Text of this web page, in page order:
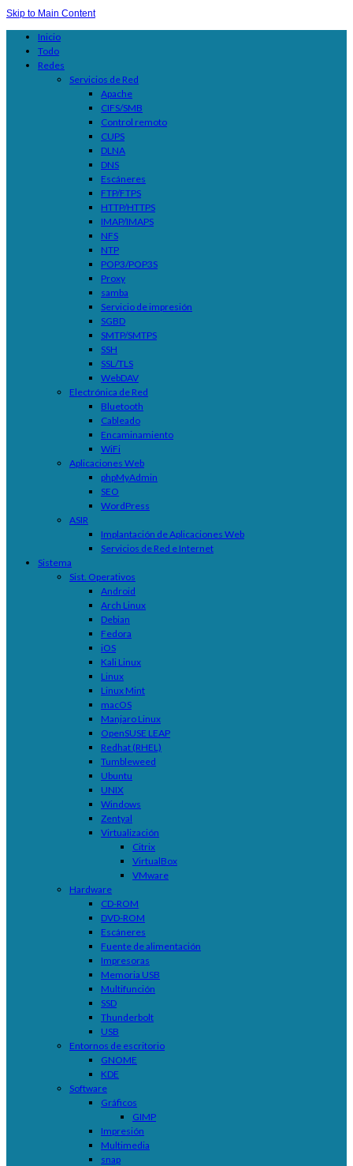
Skip to Main Content
Inicio
Todo
Redes
Servicios de Red
Apache
CIFS/SMB
Control remoto
CUPS
DLNA
DNS
Escáneres
FTP/FTPS
HTTP/HTTPS
IMAP/IMAPS
NFS
NTP
POP3/POP3S
Proxy
samba
Servicio de impresión
SGBD
SMTP/SMTPS
SSH
SSL/TLS
WebDAV
Electrónica de Red
Bluetooth
Cableado
Encaminamiento
WiFi
Aplicaciones Web
phpMyAdmin
SEO
WordPress
ASIR
Implantación de Aplicaciones Web
Servicios de Red e Internet
Sistema
Sist. Operativos
Android
Arch Linux
Debian
Fedora
iOS
Kali Linux
Linux
Linux Mint
macOS
Manjaro Linux
OpenSUSE LEAP
Redhat (RHEL)
Tumbleweed
Ubuntu
UNIX
Windows
Zentyal
Virtualización
Citrix
VirtualBox
VMware
Hardware
CD-ROM
DVD-ROM
Escáneres
Fuente de alimentación
Impresoras
Memoria USB
Multifunción
SSD
Thunderbolt
USB
Entornos de escritorio
GNOME
KDE
Software
Gráficos
GIMP
Impresión
Multimedia
snap